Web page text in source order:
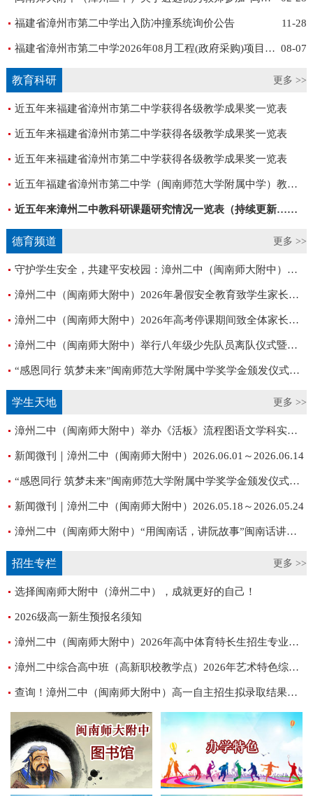
11-28
福建省漳州市第二中学出入防冲撞系统询价公告
08-07
福建省漳州市第二中学2026年08月工程(政府采购)项目意向 公告（一）
教育科研 更多 >>
近五年来福建省漳州市第二中学获得各级教学成果奖一览表
近五年来福建省漳州市第二中学获得各级教学成果奖一览表
近五年来福建省漳州市第二中学获得各级教学成果奖一览表
近五年福建省漳州市第二中学（闽南师范大学附属中学）教师发表论著(文)统计一览表（2019年9月1日—2024年8月31日，以类别及发表时间为序）
近五年来漳州二中教科研课题研究情况一览表（持续更新……）
德育频道 更多 >>
守护学生安全，共建平安校园：漳州二中（闽南师大附中）扎实推进 2026年“平安三率”建设系列活动
漳州二中（闽南师大附中）2026年暑假安全教育致学生家长的一封信
漳州二中（闽南师大附中）2026年高考停课期间致全体家长的一封信
漳州二中（闽南师大附中）举行八年级少先队员离队仪式暨十四岁集体生日活动
“感恩同行 筑梦未来”闽南师范大学附属中学奖学金颁发仪式暨表彰大会
学生天地 更多 >>
漳州二中（闽南师大附中）举办《活板》流程图语文学科实践活动
新闻微刊｜漳州二中（闽南师大附中）2026.06.01～2026.06.14
“感恩同行 筑梦未来”闽南师范大学附属中学奖学金颁发仪式暨表彰大会
新闻微刊｜漳州二中（闽南师大附中）2026.05.18～2026.05.24
漳州二中（闽南师大附中）“用闽南话，讲阮故事”闽南话讲故事比赛圆满落幕
招生专栏 更多 >>
选择闽南师大附中（漳州二中），成就更好的自己！
2026级高一新生预报名须知
漳州二中（闽南师大附中）2026年高中体育特长生招生专业测试成绩公告
漳州二中综合高中班（高新职校教学点）2026年艺术特色综合高中招生专业素质测试结果公告
查询！漳州二中（闽南师大附中）高一自主招生拟录取结果公布